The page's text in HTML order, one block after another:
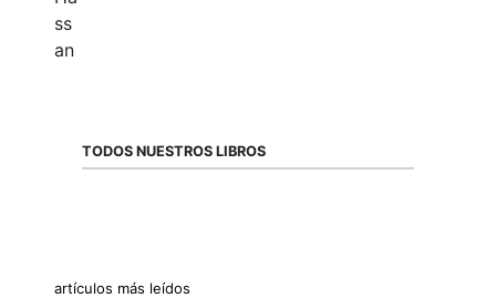
TODOS NUESTROS LIBROS
artículos más leídos